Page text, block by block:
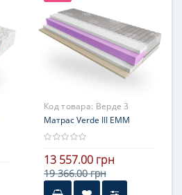
Код товара: Верде 3
Матрас Verde III ЕММ
13 557.00 грн
19 366.00 грн